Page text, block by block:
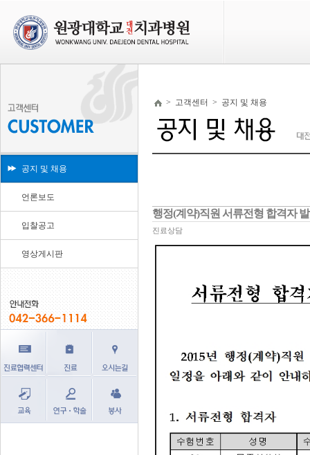
공지 및 채용
언론보도
입찰공고
영상게시판
> 고객센터 > 공지 및 채용
행정(계약)직원 서류전형 합격자
진료상담